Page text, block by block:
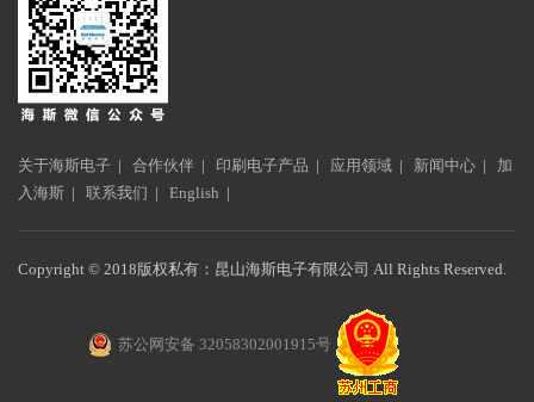
关于海斯电子 | 合作伙伴 | 印刷电子产品 | 应用领域 | 新闻中心 | 加
入海斯 | 联系我们 | English |
Copyright © 2018版权私有：昆山海斯电子有限公司 All Rights Reserved.
苏公网安备 32058302001915号